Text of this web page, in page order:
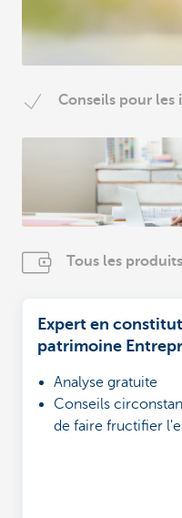
Conseils pour les
Tous les
Expert en
patrimoine
Analyse gratuite
Conseils
de faire fructifier